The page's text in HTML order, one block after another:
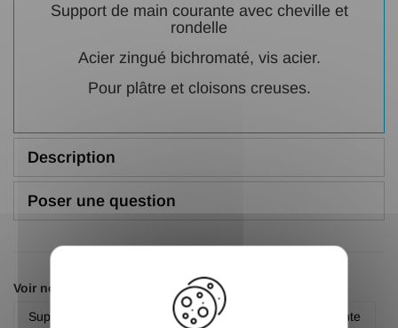
Support de main courante avec cheville et
rondelle
Acier zingué bichromaté, vis acier.
Pour plâtre et cloisons creuses.
Description
Poser une question
Voir nos autres pages :
Support de main courante
Support de main courante